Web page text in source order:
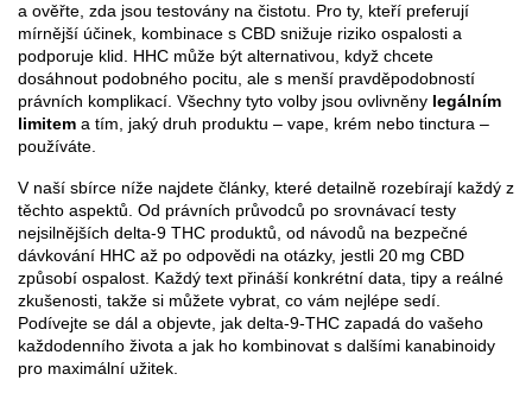
a ověřte, zda jsou testovány na čistotu. Pro ty, kteří preferují
mírnější účinek, kombinace s CBD snižuje riziko ospalosti a
podporuje klid. HHC může být alternativou, když chcete
dosáhnout podobného pocitu, ale s menší pravděpodobností
právních komplikací. Všechny tyto volby jsou ovlivněny legálním
limitem a tím, jaký druh produktu – vape, krém nebo tinctura –
používáte.
V naší sbírce níže najdete články, které detailně rozebírají každý z
těchto aspektů. Od právních průvodců po srovnávací testy
nejsilnějších delta‑9 THC produktů, od návodů na bezpečné
dávkování HHC až po odpovědi na otázky, jestli 20 mg CBD
způsobí ospalost. Každý text přináší konkrétní data, tipy a reálné
zkušenosti, takže si můžete vybrat, co vám nejlépe sedí.
Podívejte se dál a objevte, jak delta‑9‑THC zapadá do vašeho
každodenního života a jak ho kombinovat s dalšími kanabinoidy
pro maximální užitek.